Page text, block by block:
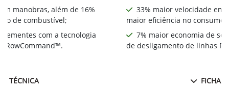
manobras, além de 16%
de combustível;
com a tecnologia
RowCommand™.
TÉCNICA
33% maior velocidade em
maior eficiência no consumo
7% maior economia de
de desligamento de linhas
FICHA